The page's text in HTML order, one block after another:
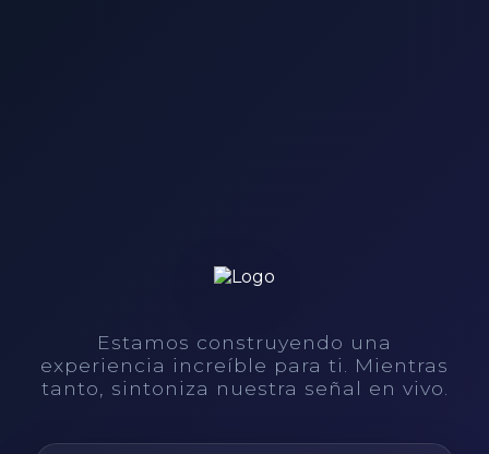
Estamos construyendo una
experiencia increíble para ti. Mientras
tanto, sintoniza nuestra señal en vivo.